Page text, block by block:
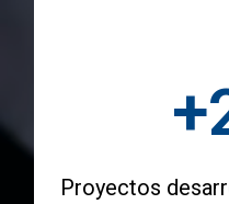
+
Proyectos